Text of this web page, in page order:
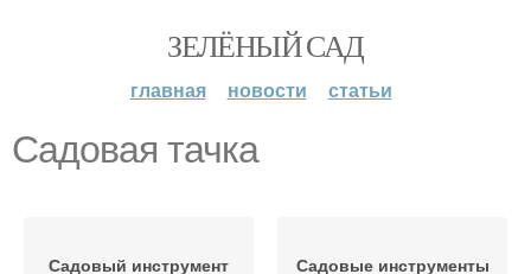
ЗЕЛЁНЫЙ САД
главная новости статьи
Садовая тачка
Садовый инструмент Садовые инструменты